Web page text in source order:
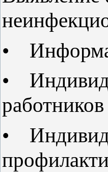
•
•
•